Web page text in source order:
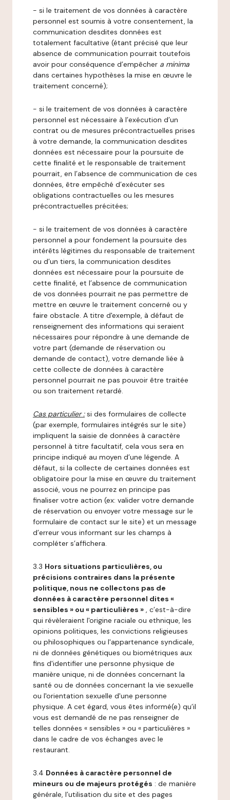
- si le traitement de vos données à caractère
personnel est soumis à votre consentement, la
communication desdites données est
totalement facultative (étant précisé que leur
absence de communication pourrait toutefois
avoir pour conséquence d’empêcher a minima
dans certaines hypothèses la mise en œuvre le
traitement concerné);
- si le traitement de vos données à caractère
personnel est nécessaire à l’exécution d’un
contrat ou de mesures précontractuelles prises
à votre demande, la communication desdites
données est nécessaire pour la poursuite de
cette finalité et le responsable de traitement
pourrait, en l’absence de communication de ces
données, être empêché d’exécuter ses
obligations contractuelles ou les mesures
précontractuelles précitées;
- si le traitement de vos données à caractère
personnel a pour fondement la poursuite des
intérêts légitimes du responsable de traitement
ou d’un tiers, la communication desdites
données est nécessaire pour la poursuite de
cette finalité, et l’absence de communication
de vos données pourrait ne pas permettre de
mettre en œuvre le traitement concerné ou y
faire obstacle. A titre d'exemple, à défaut de
renseignement des informations qui seraient
nécessaires pour répondre à une demande de
votre part (demande de réservation ou
demande de contact), votre demande liée à
cette collecte de données à caractère
personnel pourrait ne pas pouvoir être traitée
ou son traitement retardé.
Cas particulier : si des formulaires de collecte
(par exemple, formulaires intégrés sur le site)
impliquent la saisie de données à caractère
personnel à titre facultatif, cela vous sera en
principe indiqué au moyen d’une légende. A
défaut, si la collecte de certaines données est
obligatoire pour la mise en œuvre du traitement
associé, vous ne pourrez en principe pas
finaliser votre action (ex: valider votre demande
de réservation ou envoyer votre message sur le
formulaire de contact sur le site) et un message
d’erreur vous informant sur les champs à
compléter s’affichera.
3.3 Hors situations particulières, ou
précisions contraires dans la présente
politique, nous ne collectons pas de
données à caractère personnel dites «
sensibles » ou « particulières » , c’est-à-dire
qui révèleraient l'origine raciale ou ethnique, les
opinions politiques, les convictions religieuses
ou philosophiques ou l'appartenance syndicale,
ni de données génétiques ou biométriques aux
fins d'identifier une personne physique de
manière unique, ni de données concernant la
santé ou de données concernant la vie sexuelle
ou l'orientation sexuelle d'une personne
physique. A cet égard, vous êtes informé(e) qu’il
vous est demandé de ne pas renseigner de
telles données « sensibles » ou « particulières »
dans le cadre de vos échanges avec le
restaurant.
3.4 Données à caractère personnel de
mineurs ou de majeurs protégés : de manière
générale, l’utilisation du site et des pages